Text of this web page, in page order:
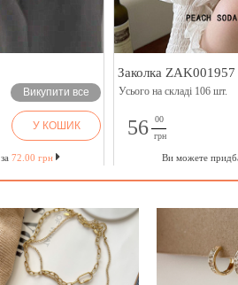
Викупити все
У КОШИК
72.00 грн
Заколка ZAK001957
Усього на складі 106 шт.
56
00
грн
Ви можете